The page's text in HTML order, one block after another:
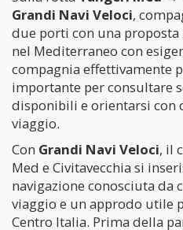
Grandi Navi Veloci,
due porti con una proposta
nel Mediterraneo con
compagnia effettivamente
importante per consultare
disponibili e orientarsi con
viaggio.
Con Grandi Navi Veloci, il
Med e Civitavecchia si
navigazione conosciuta da
viaggio e un approdo utile
Centro Italia. Prima della